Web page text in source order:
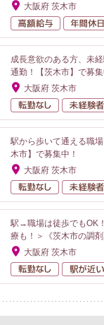
大阪府 茨木市
高額給与
成長意欲のある方、未
通勤！【茨木市】で募集
大阪府 茨木市
転勤なし
駅から歩いて通える職
木市】で募集中！
大阪府 茨木市
転勤なし
駅→職場は徒歩でもOK
療も！＞《茨木市の調剤
大阪府 茨木市
転勤なし